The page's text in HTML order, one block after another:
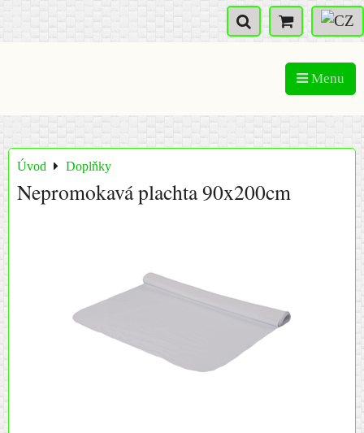
Menu
Úvod Doplňky
Nepromokavá plachta 90x200cm